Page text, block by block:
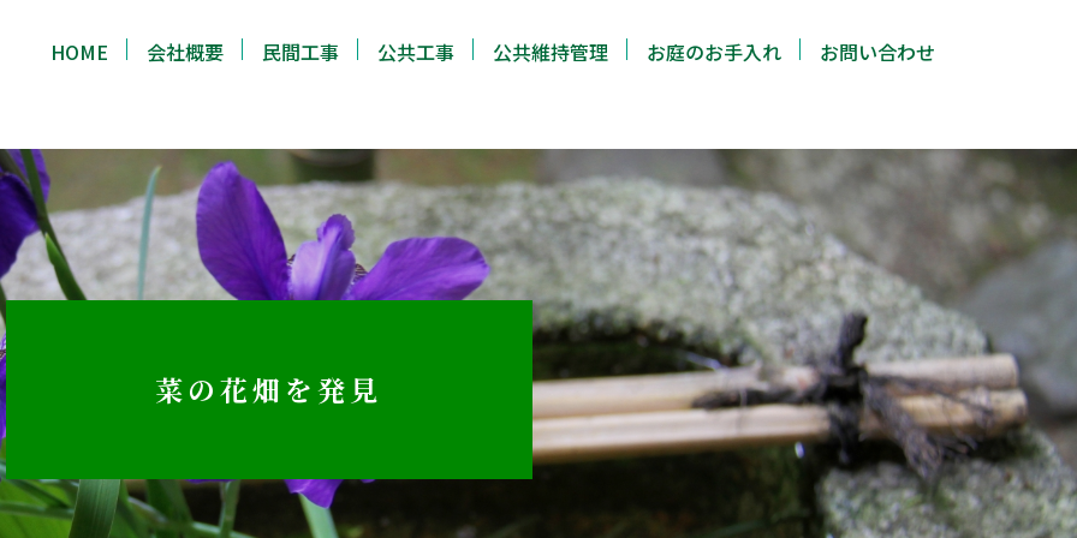
HOME 会社概要 民間工事 公共工事 公共維持管理 お庭のお手入れ お問い合わせ
菜の花畑を発見